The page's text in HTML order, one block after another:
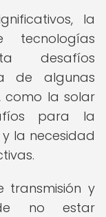
la
tecnologías
desafíos
de algunas
como la solar
para la
la necesidad
transmisión y
no estar